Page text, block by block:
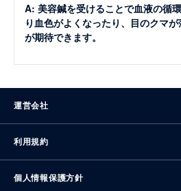
A: 美容鍼を受けることで血液の循
り血色がよくなったり、目のクマ
が期待できます。
運営会社
利用規約
個人情報保護方針